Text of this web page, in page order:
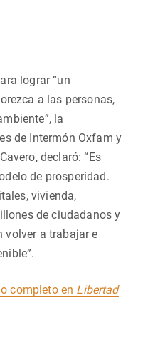
lograr “un
a las personas,
la
de Intermón Oxfam y
declaró: “Es
de prosperidad.
vivienda,
de ciudadanos y
volver a trabajar e
completo en Libertad